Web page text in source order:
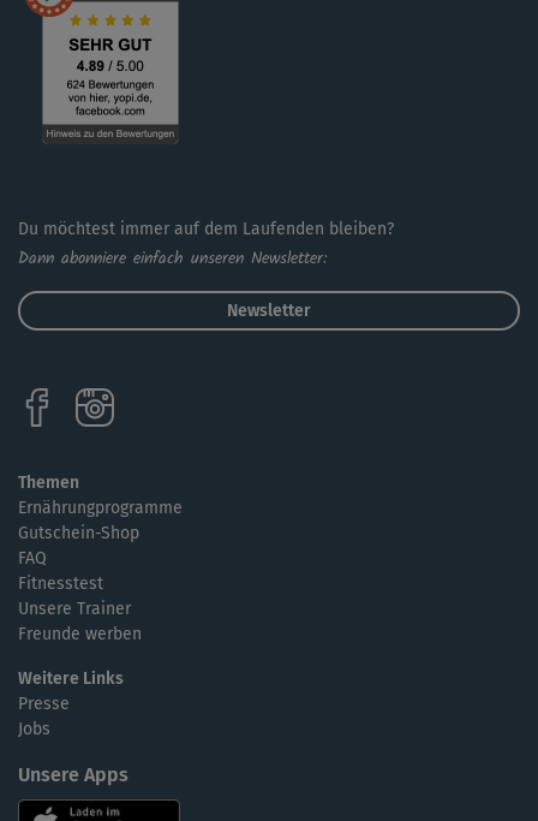
Du möchtest immer auf dem Laufenden bleiben?
Dann abonniere einfach unseren Newsletter:
Newsletter
Themen
Ernährungprogramme
Gutschein-Shop
FAQ
Fitnesstest
Unsere Trainer
Freunde werben
Weitere Links
Presse
Jobs
Unsere Apps